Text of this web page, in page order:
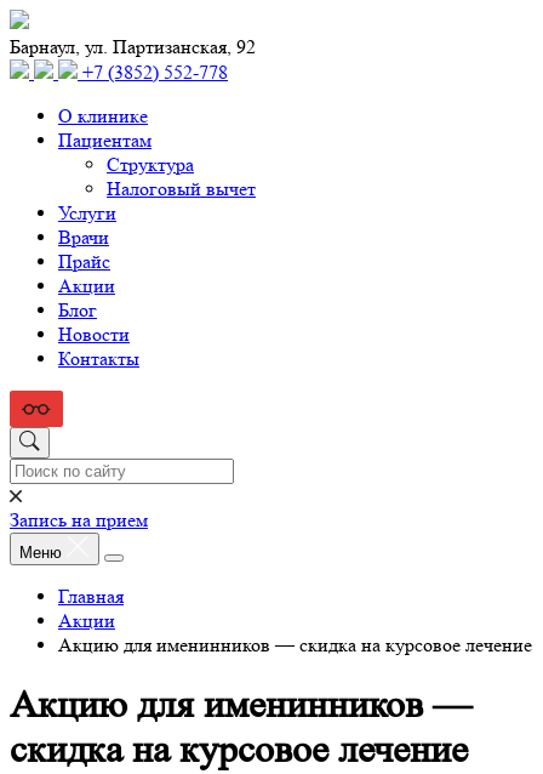
Барнаул, ул. Партизанская, 92
+7 (3852) 552‑778
О клинике
Пациентам
Структура
Налоговый вычет
Услуги
Врачи
Прайс
Акции
Блог
Новости
Контакты
Запись на прием
Меню
Главная
Акции
Акцию для именинников — скидка на курсовое лечение
Акцию для именинников —
скидка на курсовое лечение